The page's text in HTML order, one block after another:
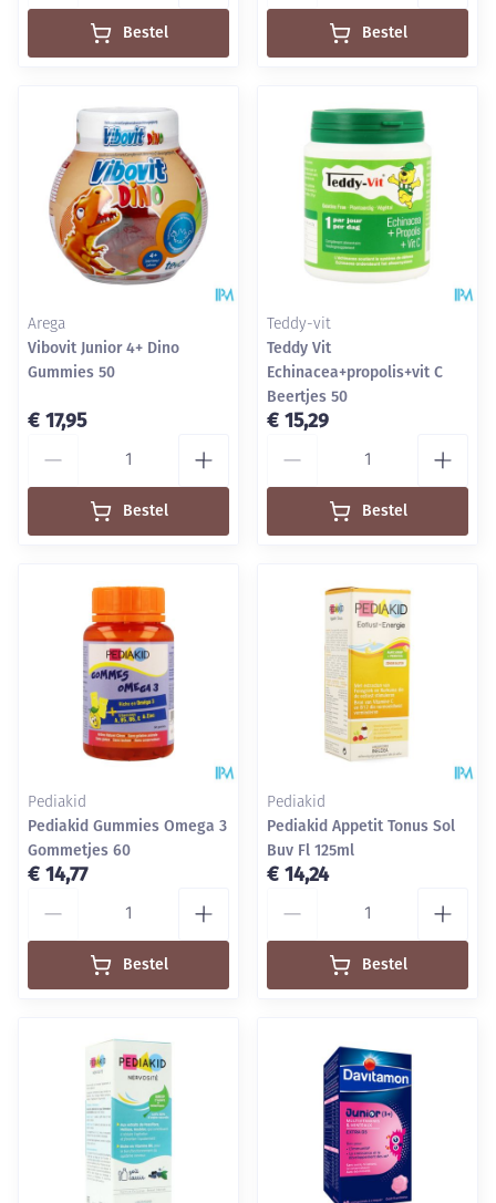
Bestel Bestel
Arega
Vibovit Junior 4+ Dino
Gummies 50
€ 17,95
Bestel
Teddy-vit
Teddy Vit
Echinacea+propolis+vit C
Beertjes 50
€ 15,29
Bestel
Pediakid
Pediakid Gummies Omega 3
Gommetjes 60
€ 14,77
Bestel
Pediakid
Pediakid Appetit Tonus Sol
Buv Fl 125ml
€ 14,24
Bestel